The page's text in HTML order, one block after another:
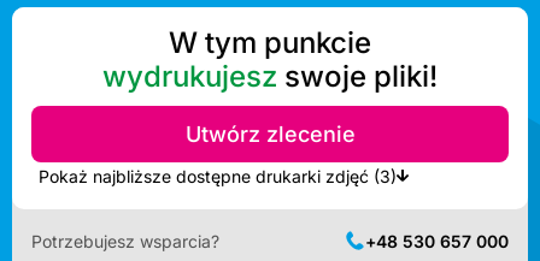
W tym punkcie
wydrukujesz swoje pliki!
Utwórz zlecenie
Pokaż najbliższe dostępne drukarki zdjęć (3)
Potrzebujesz wsparcia? +48 530 657 000